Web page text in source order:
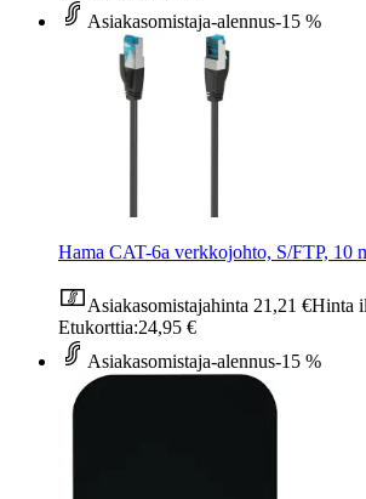
Asiakasomistaja-alennus-15 %
Hama CAT-6a verkkojohto, S/FTP, 10
Asiakasomistajahinta 21,21 €Hinta
Etukorttia:24,95 €
Asiakasomistaja-alennus-15 %